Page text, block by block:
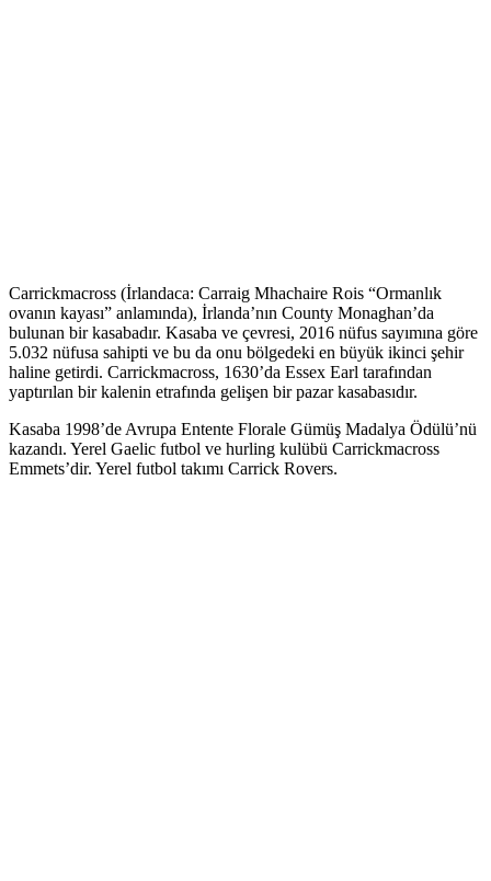
Carrickmacross (İrlandaca: Carraig Mhachaire Rois “Ormanlık
ovanın kayası” anlamında), İrlanda’nın County Monaghan’da
bulunan bir kasabadır. Kasaba ve çevresi, 2016 nüfus sayımına göre
5.032 nüfusa sahipti ve bu da onu bölgedeki en büyük ikinci şehir
haline getirdi. Carrickmacross, 1630’da Essex Earl tarafından
yaptırılan bir kalenin etrafında gelişen bir pazar kasabasıdır.
Kasaba 1998’de Avrupa Entente Florale Gümüş Madalya Ödülü’nü
kazandı. Yerel Gaelic futbol ve hurling kulübü Carrickmacross
Emmets’dir. Yerel futbol takımı Carrick Rovers.